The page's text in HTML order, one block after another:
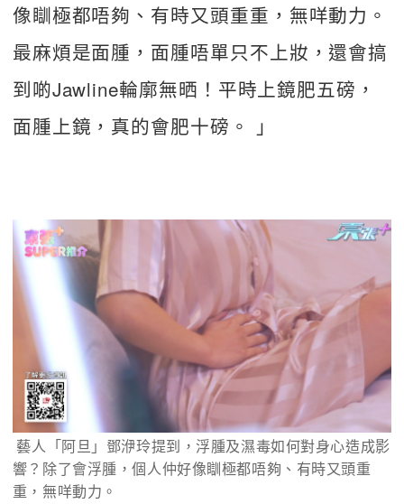
像瞓極都唔夠、有時又頭重重，無咩動力。
最麻煩是面腫，面腫唔單只不上妝，還會搞
到啲Jawline輪廓無晒！平時上鏡肥五磅，
面腫上鏡，真的會肥十磅。 」
響？除了會浮腫，個人仲好像瞓極都唔夠、有時又頭重
重，無咩動力。